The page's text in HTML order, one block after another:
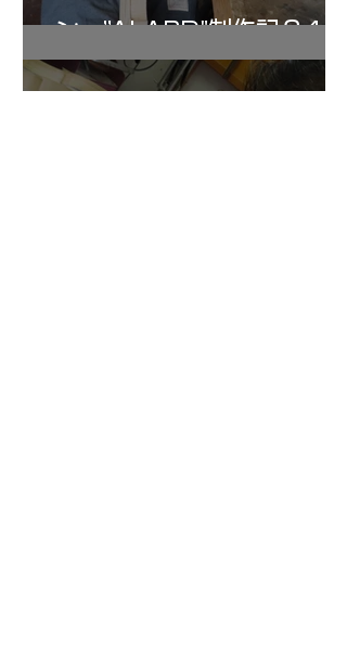
ン ”ALARD"制作記３4